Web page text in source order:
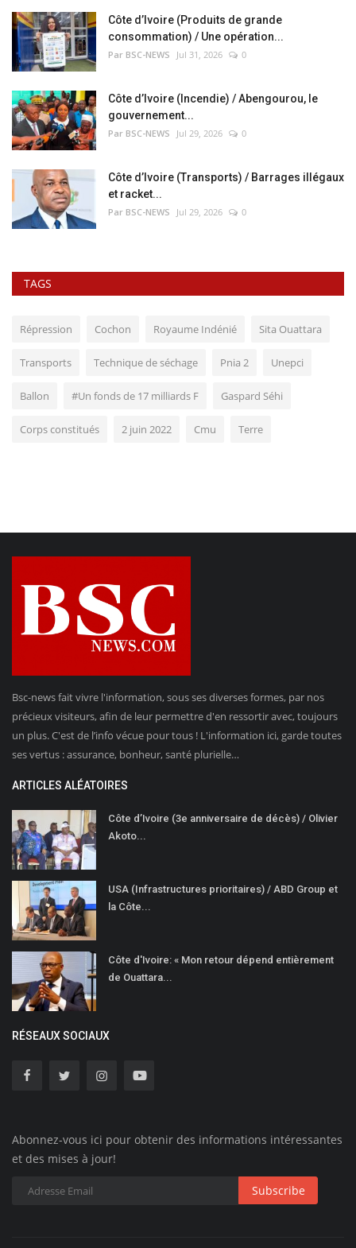
Côte d’Ivoire (Produits de grande
consommation) / Une opération...
Par BSC-NEWS Jul 31, 2026 0
Côte d’Ivoire (Incendie) / Abengourou, le
gouvernement...
Par BSC-NEWS Jul 29, 2026 0
Côte d’Ivoire (Transports) / Barrages illégaux
et racket...
Par BSC-NEWS Jul 29, 2026 0
TAGS
Répression Cochon Royaume Indénié Sita Ouattara
Transports Technique de séchage Pnia 2 Unepci
Ballon #Un fonds de 17 milliards F Gaspard Séhi
Corps constitués 2 juin 2022 Cmu Terre
Bsc-news fait vivre l'information, sous ses diverses formes, par nos
précieux visiteurs, afin de leur permettre d'en ressortir avec, toujours
un plus. C'est de l’info vécue pour tous ! L'information ici, garde toutes
ses vertus : assurance, bonheur, santé plurielle…
ARTICLES ALÉATOIRES
Côte d’Ivoire (3e anniversaire de décès) / Olivier
Akoto...
USA (Infrastructures prioritaires) / ABD Group et
la Côte...
Côte d'Ivoire: « Mon retour dépend entièrement
de Ouattara...
RÉSEAUX SOCIAUX
Abonnez-vous ici pour obtenir des informations intéressantes
et des mises à jour!
Subscribe